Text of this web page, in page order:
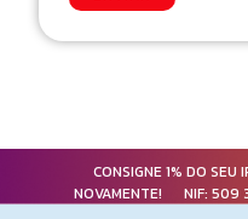
CONSIGNE 1% DO SEU
NOVAMENTE! NIF:509